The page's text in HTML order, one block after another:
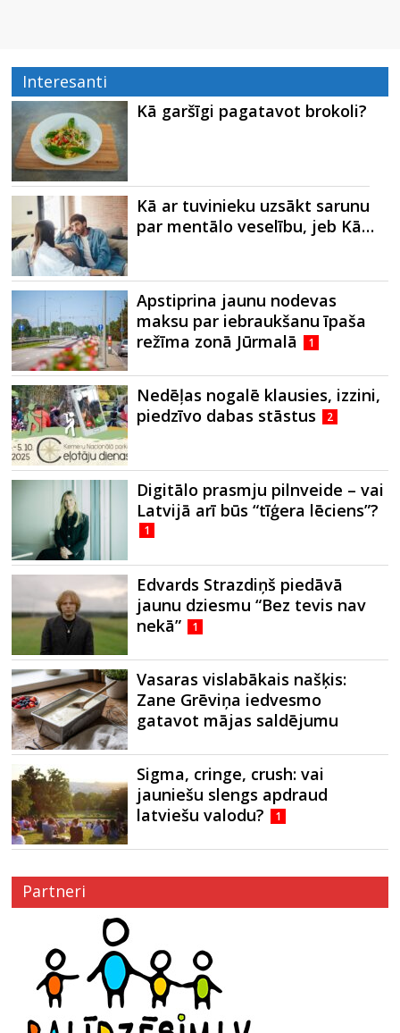
Interesanti
Kā garšīgi pagatavot brokoli?
Kā ar tuvinieku uzsākt sarunu
par mentālo veselību, jeb Kā…
Apstiprina jaunu nodevas
maksu par iebraukšanu īpaša
režīma zonā Jūrmalā
1
Nedēļas nogalē klausies, izzini,
piedzīvo dabas stāstus
2
Digitālo prasmju pilnveide – vai
Latvijā arī būs “tīģera lēciens”?
1
Edvards Strazdiņš piedāvā
jaunu dziesmu “Bez tevis nav
nekā”
1
Vasaras vislabākais našķis:
Zane Grēviņa iedvesmo
gatavot mājas saldējumu
Sigma, cringe, crush: vai
jauniešu slengs apdraud
latviešu valodu?
1
Partneri